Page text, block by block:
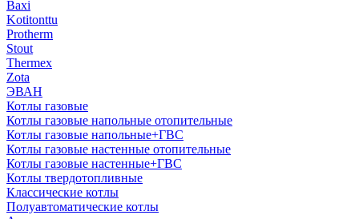
Baxi
Kotitonttu
Protherm
Stout
Thermex
Zota
ЭВАН
Котлы газовые
Котлы газовые напольные отопительные
Котлы газовые напольные+ГВС
Котлы газовые настенные отопительные
Котлы газовые настенные+ГВС
Котлы твердотопливные
Классические котлы
Полуавтоматические котлы